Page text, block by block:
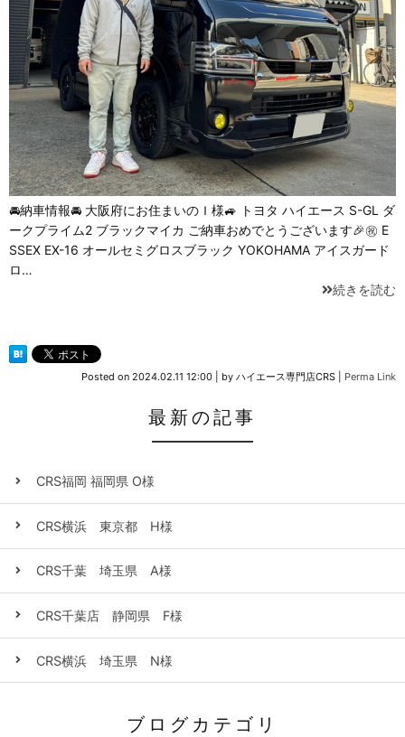
🚘納車情報🚘 大阪府にお住まいのＩ様🚙 トヨタ ハイエース S-GL ダ
ークプライム2 ブラックマイカ ご納車おめでとうございます🎉㊗ E
SSEX EX-16 オールセミグロスブラック YOKOHAMA アイスガード
ロ…
続きを読む
Posted on 2024.02.11 12:00 by ハイエース専門店CRS Perma Link
最新の記事
CRS福岡 福岡県 O様
CRS横浜 東京都 H様
CRS千葉 埼玉県 A様
CRS千葉店 静岡県 F様
CRS横浜 埼玉県 N様
ブログカテゴリ